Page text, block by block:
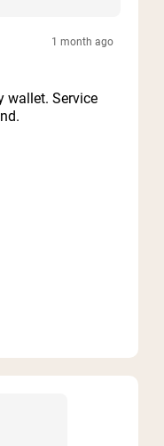
1 month ago
wallet. Service